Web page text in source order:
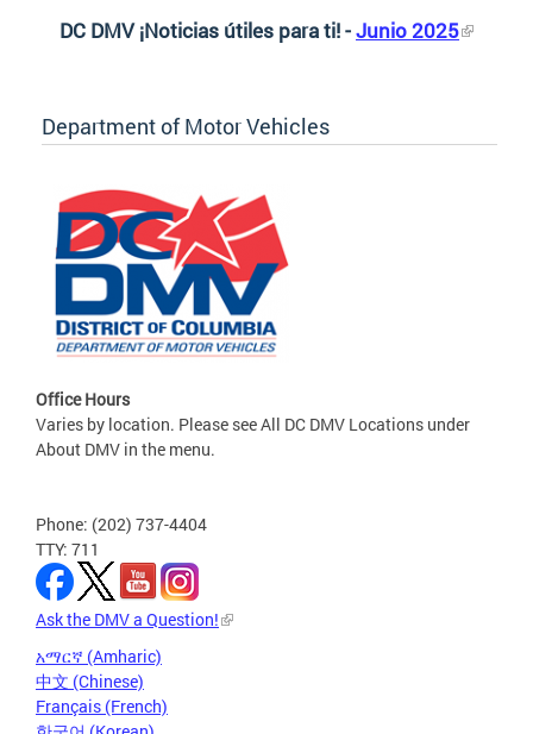
DC DMV ¡Noticias útiles para ti!-Junio 2025
Department of Motor Vehicles
Office Hours
Varies by location. Please see All DC DMV Locations under
About DMV in the menu.
Phone: (202) 737-4404
TTY: 711
Ask the DMV a Question!
አማርኛ (Amharic)
中文 (Chinese)
Français (French)